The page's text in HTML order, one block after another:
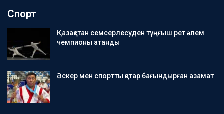
Спорт
Қазақстан семсерлесуден тұңғыш рет әлем
чемпионы атанды
Әскер мен спортты қатар бағындырған азамат